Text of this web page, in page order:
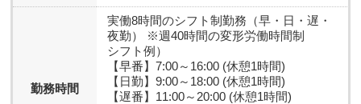
勤務時間
実働8時間のシフト制勤務（早・日・遅・
夜勤） ※週40時間の変形労働時間制
シフト例）
【早番】7:00～16:00 (休憩1時間)
【日勤】9:00～18:00 (休憩1時間)
【遅番】11:00～20:00 (休憩1時間)